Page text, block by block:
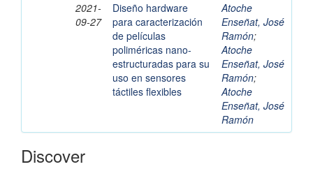
2021-
09-27
Diseño hardware
para caracterización
de películas
poliméricas nano-
estructuradas para su
uso en sensores
táctiles flexibles
Atoche
Enseñat, José
Ramón;
Atoche
Enseñat, José
Ramón;
Atoche
Enseñat, José
Ramón
Discover